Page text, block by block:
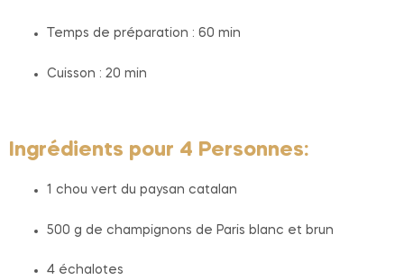
Temps de préparation : 60 min
Cuisson : 20 min
Ingrédients pour 4 Personnes:
1 chou vert du paysan catalan
500 g de champignons de Paris blanc et brun
4 échalotes